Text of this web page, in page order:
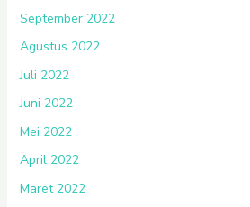
September 2022
Agustus 2022
Juli 2022
Juni 2022
Mei 2022
April 2022
Maret 2022